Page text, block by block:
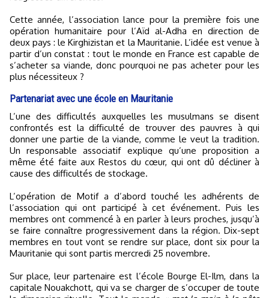
Cette année, l’association lance pour la première fois une
opération humanitaire pour l’Aïd al-Adha en direction de
deux pays : le Kirghizistan et la Mauritanie. L’idée est venue à
partir d’un constat : tout le monde en France est capable de
s’acheter sa viande, donc pourquoi ne pas acheter pour les
plus nécessiteux ?
Partenariat avec une école en Mauritanie
L’une des difficultés auxquelles les musulmans se disent
confrontés est la difficulté de trouver des pauvres à qui
donner une partie de la viande, comme le veut la tradition.
Un responsable associatif explique qu’une proposition a
même été faite aux Restos du cœur, qui ont dû décliner à
cause des difficultés de stockage.
L’opération de Motif a d’abord touché les adhérents de
l’association qui ont participé à cet événement. Puis les
membres ont commencé à en parler à leurs proches, jusqu’à
se faire connaître progressivement dans la région. Dix-sept
membres en tout vont se rendre sur place, dont six pour la
Mauritanie qui sont partis mercredi 25 novembre.
Sur place, leur partenaire est l’école Bourge El-Ilm, dans la
capitale Nouakchott, qui va se charger de s’occuper de toute